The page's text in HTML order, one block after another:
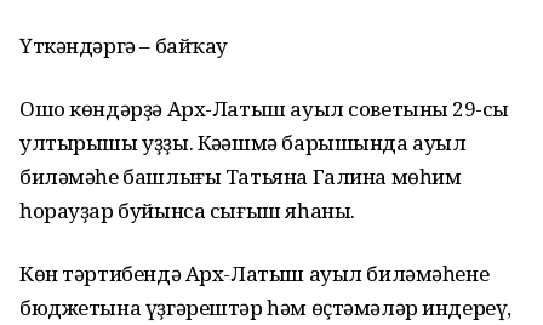
Үткәндәргә – байҡау
Ошо көндәрҙә Арх-Латыш ауыл советының 29-сы
ултырышы уҙҙы. Кәңәшмә барышында ауыл
биләмәһе башлығы Татьяна Галина мөһим
һорауҙар буйынса сығыш яһаны.
Көн тәртибендә Арх-Латыш ауыл биләмәһенең
бюджетына үҙгәрештәр һәм өҫтәмәләр индереү,